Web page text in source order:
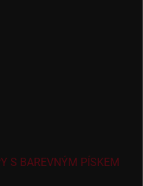
S BAREVNÝM PÍSKEM